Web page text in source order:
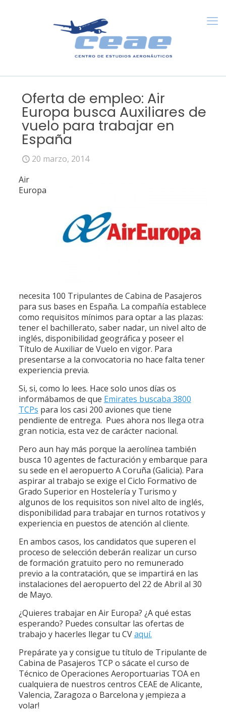
Oferta de empleo: Air
Europa busca Auxiliares de
vuelo para trabajar en
España
20 marzo, 2014
Air
Europa
necesita 100 Tripulantes de Cabina de Pasajeros
para sus bases en España. La compañía establece
como requisitos mínimos para optar a las plazas:
tener el bachillerato, saber nadar, un nivel alto de
inglés, disponibilidad geográfica y poseer el
Título de Auxiliar de Vuelo en vigor. Para
presentarse a la convocatoria no hace falta tener
experiencia previa.
Si, si, como lo lees. Hace solo unos días os
informábamos de que Emirates buscaba 3800
TCPs para los casi 200 aviones que tiene
pendiente de entrega. Pues ahora nos llega otra
gran noticia, esta vez de carácter nacional.
Pero aun hay más porque la aerolínea también
busca 10 agentes de facturación y embarque para
su sede en el aeropuerto A Coruña (Galicia). Para
aspirar al trabajo se exige el Ciclo Formativo de
Grado Superior en Hostelería y Turismo y
algunos de los requisitos son nivel alto de inglés,
disponibilidad para trabajar en turnos rotativos y
experiencia en puestos de atención al cliente.
En ambos casos, los candidatos que superen el
proceso de selección deberán realizar un curso
de formación gratuito pero no remunerado
previo a la contratación, que se impartirá en las
instalaciones del aeropuerto del 22 de Abril al 30
de Mayo.
¿Quieres trabajar en Air Europa? ¿A qué estas
esperando? Puedes consultar las ofertas de
trabajo y hacerles llegar tu CVaquí.
Prepárate ya y consigue tu título de Tripulante de
Cabina de Pasajeros TCP o sácate el curso de
Técnico de Operaciones Aeroportuarias TOA en
cualquiera de nuestros centros CEAE de Alicante,
Valencia, Zaragoza o Barcelona y ¡empieza a
volar!